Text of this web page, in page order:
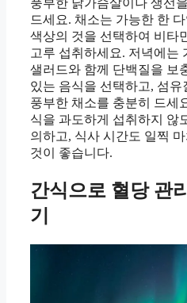
풍부한 닭가슴살이나 생선
드세요. 채소는 가능한 한
색상의 것을 선택하여 비타
고루 섭취하세요. 저녁에는
샐러드와 함께 단백질을 보
있는 음식을 선택하고, 섬유
풍부한 채소를 충분히 드세
식을 과도하게 섭취하지 않
의하고, 식사 시간도 일찍
것이 좋습니다.
간식으로 혈당 관
기